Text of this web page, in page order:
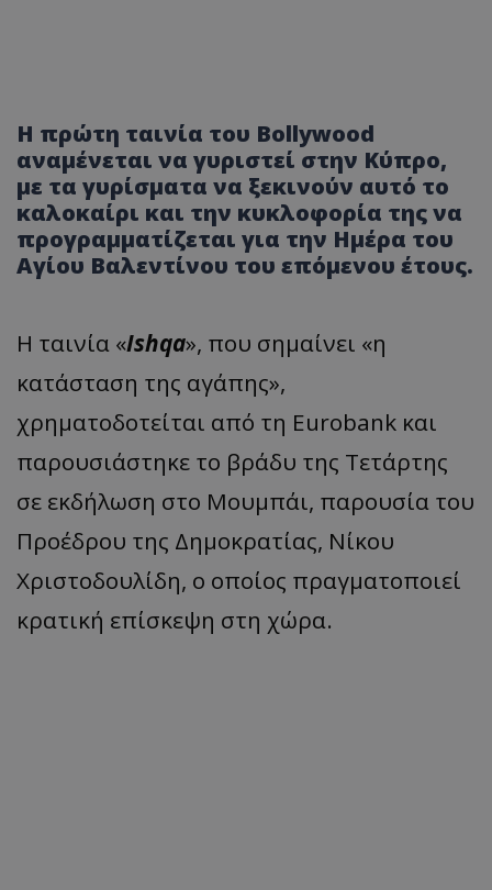
Η πρώτη ταινία του Bollywood
αναμένεται να γυριστεί στην Κύπρο,
με τα γυρίσματα να ξεκινούν αυτό το
καλοκαίρι και την κυκλοφορία της να
προγραμματίζεται για την Ημέρα του
Αγίου Βαλεντίνου του επόμενου έτους.
Η ταινία «Ishqa», που σημαίνει «η
κατάσταση της αγάπης»,
χρηματοδοτείται από τη Eurobank και
παρουσιάστηκε το βράδυ της Τετάρτης
σε εκδήλωση στο Μουμπάι, παρουσία του
Προέδρου της Δημοκρατίας, Νίκου
Χριστοδουλίδη, ο οποίος πραγματοποιεί
κρατική επίσκεψη στη χώρα.